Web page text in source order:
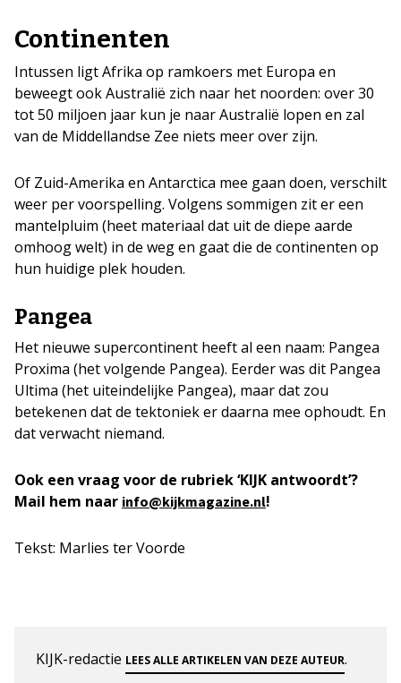
Continenten
Intussen ligt Afrika op ramkoers met Europa en
beweegt ook Australië zich naar het noorden: over 30
tot 50 miljoen jaar kun je naar Australië lopen en zal
van de Middellandse Zee niets meer over zijn.
Of Zuid-Amerika en Antarctica mee gaan doen, verschilt
weer per voorspelling. Volgens sommigen zit er een
mantelpluim (heet materiaal dat uit de diepe aarde
omhoog welt) in de weg en gaat die de continenten op
hun huidige plek houden.
Pangea
Het nieuwe supercontinent heeft al een naam: Pangea
Proxima (het volgende Pangea). Eerder was dit Pangea
Ultima (het uiteindelijke Pangea), maar dat zou
betekenen dat de tektoniek er daarna mee ophoudt. En
dat verwacht niemand.
Ook een vraag voor de rubriek ‘KIJK antwoordt’?
Mail hem naar info@kijkmagazine.nl!
Tekst: Marlies ter Voorde
KIJK-redactie LEES ALLE ARTIKELEN VAN DEZE AUTEUR.